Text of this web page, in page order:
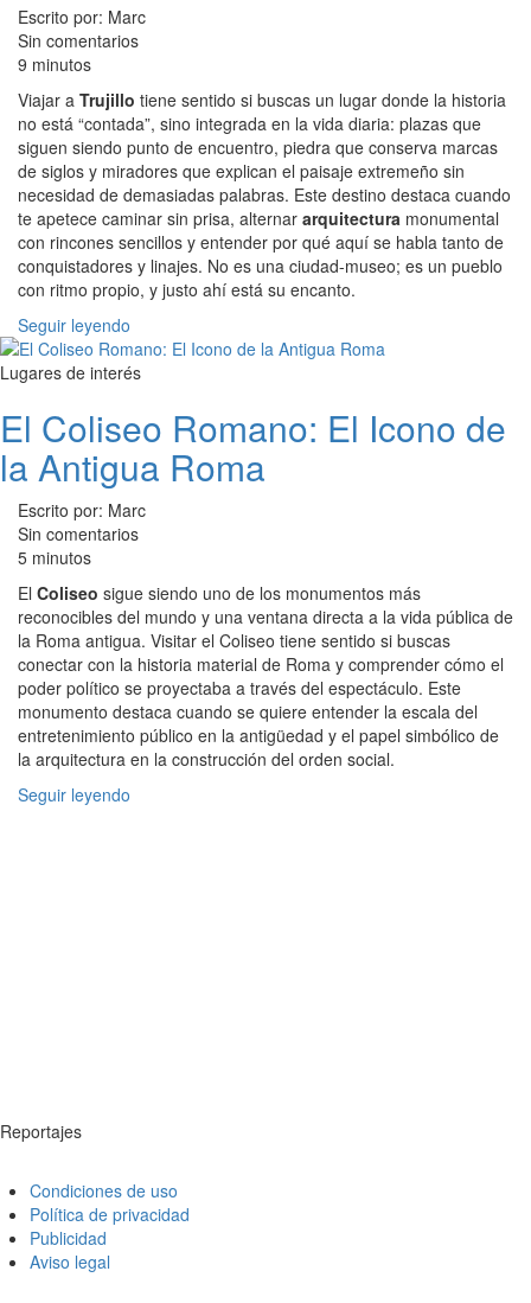
Escrito por: Marc
Sin comentarios
9 minutos
Viajar a Trujillo tiene sentido si buscas un lugar donde la historia
no está “contada”, sino integrada en la vida diaria: plazas que
siguen siendo punto de encuentro, piedra que conserva marcas
de siglos y miradores que explican el paisaje extremeño sin
necesidad de demasiadas palabras. Este destino destaca cuando
te apetece caminar sin prisa, alternar arquitectura monumental
con rincones sencillos y entender por qué aquí se habla tanto de
conquistadores y linajes. No es una ciudad-museo; es un pueblo
con ritmo propio, y justo ahí está su encanto.
Seguir leyendo
Lugares de interés
El Coliseo Romano: El Icono de
la Antigua Roma
Escrito por: Marc
Sin comentarios
5 minutos
El Coliseo sigue siendo uno de los monumentos más
reconocibles del mundo y una ventana directa a la vida pública de
la Roma antigua. Visitar el Coliseo tiene sentido si buscas
conectar con la historia material de Roma y comprender cómo el
poder político se proyectaba a través del espectáculo. Este
monumento destaca cuando se quiere entender la escala del
entretenimiento público en la antigüedad y el papel simbólico de
la arquitectura en la construcción del orden social.
Seguir leyendo
Reportajes
Condiciones de uso
Política de privacidad
Publicidad
Aviso legal